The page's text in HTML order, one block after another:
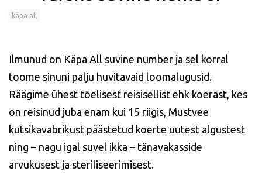
käpa all
Ilmunud on Käpa All suvine number ja sel korral
toome sinuni palju huvitavaid loomalugusid.
Räägime ühest tõelisest reisisellist ehk koerast, kes
on reisinud juba enam kui 15 riigis, Mustvee
kutsikavabrikust päästetud koerte uutest algustest
ning – nagu igal suvel ikka – tänavakasside
arvukusest ja steriliseerimisest.